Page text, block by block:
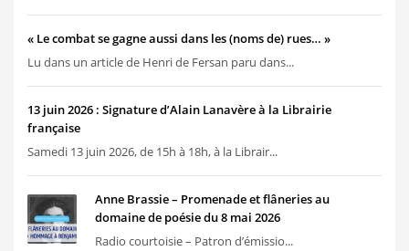
« Le combat se gagne aussi dans les (noms de) rues… »
Lu dans un article de Henri de Fersan paru dans...
13 juin 2026 : Signature d’Alain Lanavère à la Librairie
française
Samedi 13 juin 2026, de 15h à 18h, à la Librair...
Anne Brassie – Promenade et flâneries au
domaine de poésie du 8 mai 2026
Radio courtoisie – Patron d’émissio...